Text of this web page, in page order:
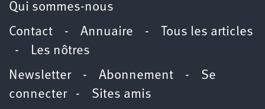
Qui sommes-nous
Contact - Annuaire -
Tous les articles
- Les nôtres
Newsletter- Abonnement - Se
connecter- Sites amis